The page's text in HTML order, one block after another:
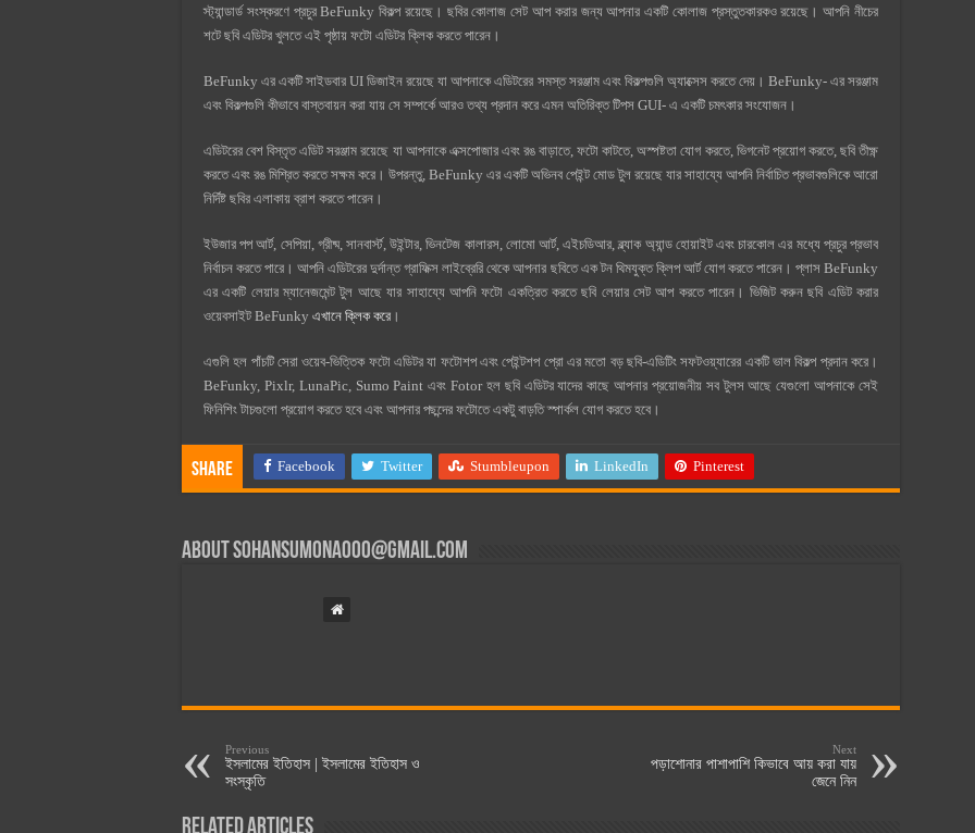
স্ট্যান্ডার্ড সংস্করণে প্রচুর BeFunky বিকল্প রয়েছে। ছবির কোলাজ সেট আপ করার জন্য আপনার একটি কোলাজ প্রস্তুতকারকও রয়েছে। আপনি নীচের
শটে ছবি এডিটর খুলতে এই পৃষ্ঠায় ফটো এডিটর ক্লিক করতে পারেন।
BeFunky এর একটি সাইডবার UI ডিজাইন রয়েছে যা আপনাকে এডিটরের সমস্ত সরঞ্জাম এবং বিকল্পগুলি অ্যাক্সেস করতে দেয়। BeFunky- এর সরঞ্জাম
এবং বিকল্পগুলি কীভাবে বাস্তবায়ন করা যায় সে সম্পর্কে আরও তথ্য প্রদান করে এমন অতিরিক্ত টিপস GUI- এ একটি চমৎকার সংযোজন।
এডিটরের বেশ বিস্তৃত এডিট সরঞ্জাম রয়েছে যা আপনাকে এক্সপোজার এবং রঙ বাড়াতে, ফটো কাটতে, অস্পষ্টতা যোগ করতে, ভিগনেট প্রয়োগ করতে, ছবি তীক্ষ্ণ
করতে এবং রঙ মিশ্রিত করতে সক্ষম করে। উপরন্তু, BeFunky এর একটি অভিনব পেইন্ট মোড টুল রয়েছে যার সাহায্যে আপনি নির্বাচিত প্রভাবগুলিকে আরো
নির্দিষ্ট ছবির এলাকায় ব্রাশ করতে পারেন।
ইউজার পপ আর্ট, সেপিয়া, গ্রীষ্ম, সানবার্স্ট, উইন্টার, ভিনটেজ কালারস, লোমো আর্ট, এইচডিআর, ব্ল্যাক অ্যান্ড হোয়াইট এবং চারকোল এর মধ্যে প্রচুর প্রভাব
নির্বাচন করতে পারে। আপনি এডিটরের দুর্দান্ত গ্রাফিক্স লাইব্রেরি থেকে আপনার ছবিতে এক টন থিমযুক্ত ক্লিপ আর্ট যোগ করতে পারেন। প্লাস BeFunky
এর একটি লেয়ার ম্যানেজমেন্ট টুল আছে যার সাহায্যে আপনি ফটো একত্রিত করতে ছবি লেয়ার সেট আপ করতে পারেন। ভিজিট করুন ছবি এডিট করার
ওয়েবসাইট BeFunky এখানে ক্লিক করে ।
এগুলি হল পাঁচটি সেরা ওয়েব-ভিত্তিক ফটো এডিটর যা ফটোশপ এবং পেইন্টশপ প্রো এর মতো বড় ছবি-এডিটিং সফটওয়্যারের একটি ভাল বিকল্প প্রদান করে।
BeFunky, Pixlr, LunaPic, Sumo Paint এবং Fotor হল ছবি এডিটর যাদের কাছে আপনার প্রয়োজনীয় সব টুলস আছে যেগুলো আপনাকে সেই
ফিনিশিং টাচগুলো প্রয়োগ করতে হবে এবং আপনার পছন্দের ফটোতে একটু বাড়তি স্পার্কল যোগ করতে হবে।
Share Facebook Twitter Stumbleupon LinkedIn Pinterest
Aboutsohansumona000@gmail.com
Previous
ইসলামের ইতিহাস | ইসলামের ইতিহাস ও
সংস্কৃতি
Next
পড়াশোনার পাশাপাশি কিভাবে আয় করা যায়
জেনে নিন
Related Articles